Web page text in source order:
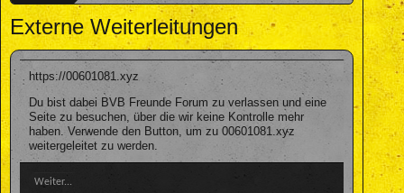
Externe Weiterleitungen
https://00601081.xyz
Du bist dabei BVB Freunde Forum zu verlassen und eine
Seite zu besuchen, über die wir keine Kontrolle mehr
haben. Verwende den Button, um zu 00601081.xyz
weitergeleitet zu werden.
Weiter...